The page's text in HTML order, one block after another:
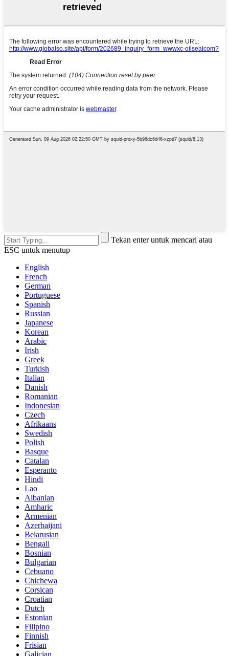
Tekan enter untuk mencari atau
ESC untuk menutup
English
French
German
Portuguese
Spanish
Russian
Japanese
Korean
Arabic
Irish
Greek
Turkish
Italian
Danish
Romanian
Indonesian
Czech
Afrikaans
Swedish
Polish
Basque
Catalan
Esperanto
Hindi
Lao
Albanian
Amharic
Armenian
Azerbaijani
Belarusian
Bengali
Bosnian
Bulgarian
Cebuano
Chichewa
Corsican
Croatian
Dutch
Estonian
Filipino
Finnish
Frisian